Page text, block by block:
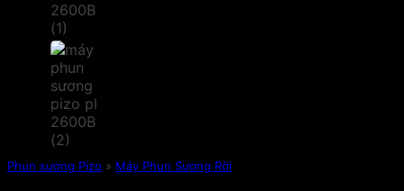
Phun sương Pizo » Máy Phun Sương Rời